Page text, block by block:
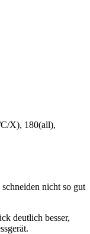
X), 180(all),
nicht so gut
deutlich besser,